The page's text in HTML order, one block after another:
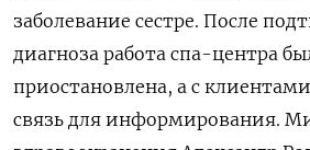
заболевание сестре. После
диагноза работа спа-центра
приостановлена, а с
связь для информирования.